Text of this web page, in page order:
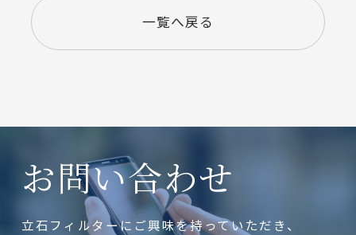
一覧へ戻る
お問い合わせ
立石フィルターにご興味を持っていただき、